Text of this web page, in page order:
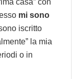
mi sono
iscritto
la mia
o in